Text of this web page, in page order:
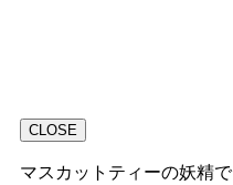
CLOSE
マスカットティーの妖精で